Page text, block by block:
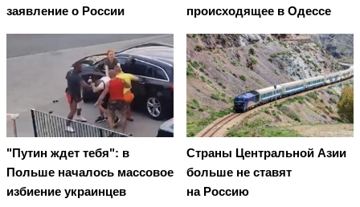
заявление о России
происходящее в Одессе
"Путин ждет тебя": в
Польше началось массовое
избиение украинцев
Страны Центральной Азии
больше не ставят
на Россию